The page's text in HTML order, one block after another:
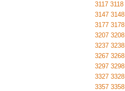
3117 3118
3147 3148
3177 3178
3207 3208
3237 3238
3267 3268
3297 3298
3327 3328
3357 3358